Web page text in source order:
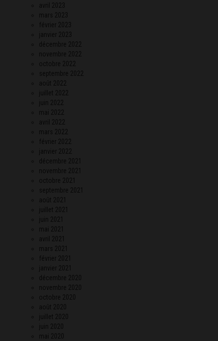
avril 2023
mars 2023
février 2023
janvier 2023
décembre 2022
novembre 2022
octobre 2022
septembre 2022
août 2022
juillet 2022
juin 2022
mai 2022
avril 2022
mars 2022
février 2022
janvier 2022
décembre 2021
novembre 2021
octobre 2021
septembre 2021
août 2021
juillet 2021
juin 2021
mai 2021
avril 2021
mars 2021
février 2021
janvier 2021
décembre 2020
novembre 2020
octobre 2020
août 2020
juillet 2020
juin 2020
mai 2020